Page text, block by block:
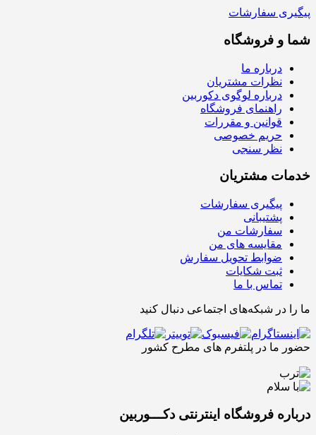
پیگیری سفارشات
شما و فروشگاه
درباره ما
نظرات مشتریان
درباره لوگوی دکوربین
راهنمای فروشگاه
قوانین و مقررات
حریم خصوصی
نظر سنجی
خدمات مشتریان
پیگیری سفارشات
پشتیبانی
سفارشات من
مقایسه های من
ضوابط تحویل سفارش
ثبت شکایات
تماس با ما
ما را در شبکه‌های اجتماعی دنبال کنید
حضور ما در پلتفرم های مطرح کشور
درباره فروشگاه اینترنتی دکـــوربین